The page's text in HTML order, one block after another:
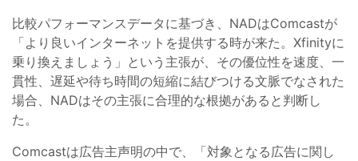
比較パフォーマンスデータに基づき、NADはComcastが
「より良いインターネットを提供する時が来た。Xfinityに
乗り換えましょう」という主張が、その優位性を速度、一
貫性、遅延や待ち時間の短縮に結びつける文脈でなされた
場合、NADはその主張に合理的な根拠があると判断し
た。
Comcastは広告主声明の中で、「対象となる広告に関し